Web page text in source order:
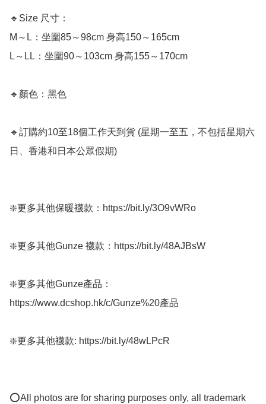
🔹Size 尺寸：
M～L：坐圍85～98cm 身高150～165cm
L～LL：坐圍90～103cm 身高155～170cm
🔹顏色：黑色
🔹訂購約10至18個工作天到貨 (星期一至五，不包括星期六
日、香港和日本公眾假期) ﻿
❇️更多其他保暖襪款：https://bit.ly/3O9vWRo
❇️更多其他Gunze 襪款：https://bit.ly/48AJBsW
❇️更多其他Gunze產品：
https://www.dcshop.hk/c/Gunze%20產品
❇️更多其他襪款: https://bit.ly/48wLPcR
⭕All photos are for sharing purposes only, all trademark